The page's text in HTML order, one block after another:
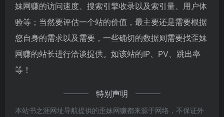
妹网赚的访问速度、搜索引擎收录以及索引量、用户体
验等；当然要评估一个站的价值，最主要还是需要根据
您自身的需求以及需要，一些确切的数据则需要找歪妹
网赚的站长进行洽谈提供。如该站的IP、PV、跳出率
等！
特别声明
本站书之涯网址导航提供的歪妹网赚都来源于网络，不保证外